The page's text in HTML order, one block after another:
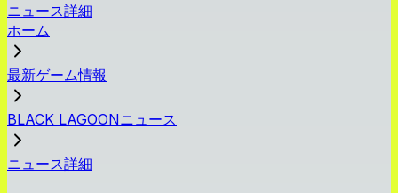
ニュース詳細
ホーム
最新ゲーム情報
BLACK LAGOONニュース
ニュース詳細